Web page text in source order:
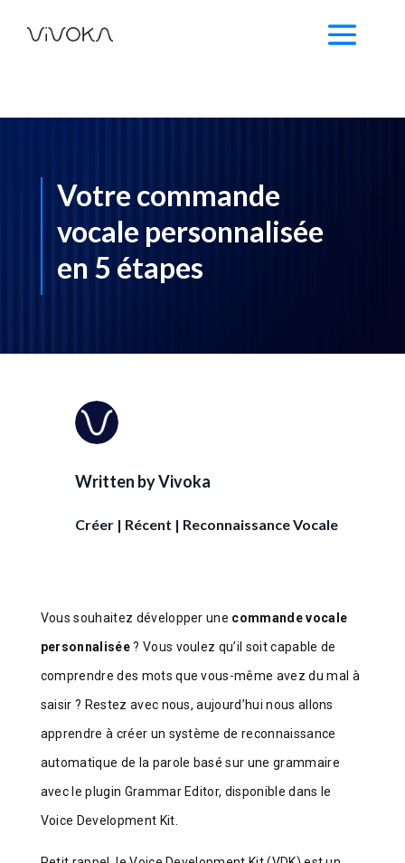
Votre commande
vocale personnalisée
en 5 étapes
Written byVivoka
Créer| Récent | Reconnaissance Vocale
Vous souhaitez développer une commande vocale
personnalisée? Vous voulez qu’il soit capable de
comprendre des mots que vous-même avez du mal à
saisir ? Restez avec nous, aujourd’hui nous allons
apprendre à créer un système de reconnaissance
automatique de la parole basé sur une grammaire
avec le plugin Grammar Editor, disponible dans le
Voice Development Kit.